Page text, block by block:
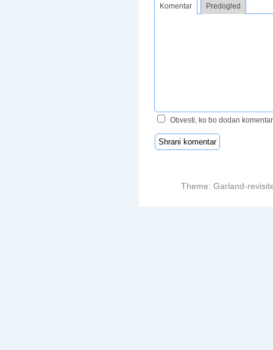
Komentar Predogled
Obvesti, ko bo dodan komentar
Theme: Garland-